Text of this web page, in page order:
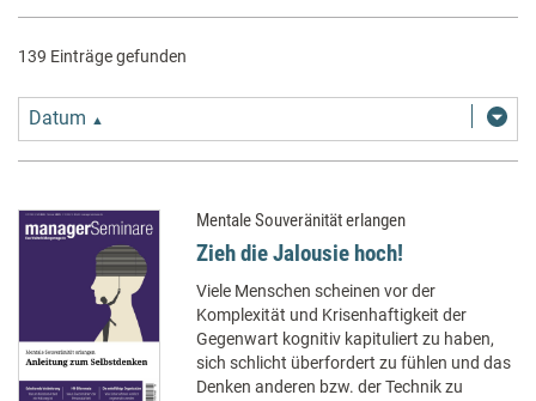
139 Einträge gefunden
Datum ▲
Mentale Souveränität erlangen
Zieh die Jalousie hoch!
Viele Menschen scheinen vor der
Komplexität und Krisenhaftigkeit der
Gegenwart kognitiv kapituliert zu haben,
sich schlicht überfordert zu fühlen und das
Denken anderen bzw. der Technik zu